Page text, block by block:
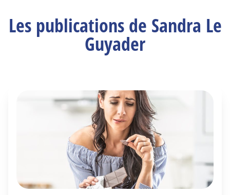
Les publications de Sandra Le
Guyader